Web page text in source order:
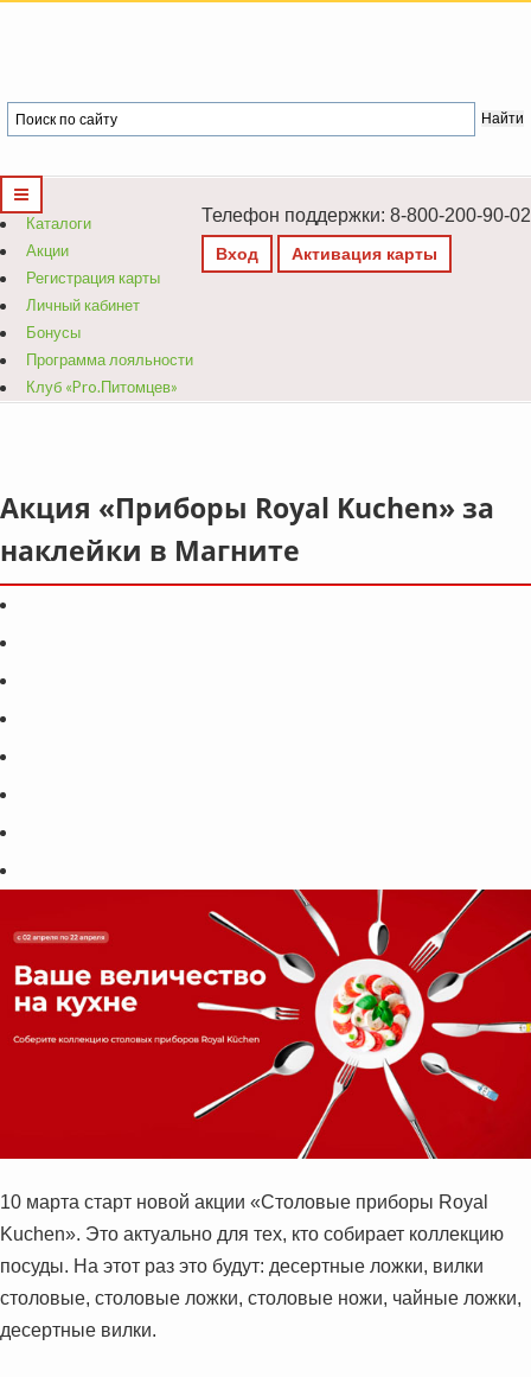
Телефон поддержки: 8-800-200-90-02
Вход Активация карты
Каталоги
Акции
Регистрация карты
Личный кабинет
Бонусы
Программа лояльности
Клуб «Pro.Питомцев»
Акция «Приборы Royal Kuchen» за
наклейки в Магните
10 марта старт новой акции «Столовые приборы Royal
Kuchen». Это актуально для тех, кто собирает коллекцию
посуды. На этот раз это будут: десертные ложки, вилки
столовые, столовые ложки, столовые ножи, чайные ложки,
десертные вилки.